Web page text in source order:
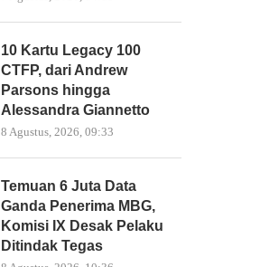
10 Kartu Legacy 100
CTFP, dari Andrew
Parsons hingga
Alessandra Giannetto
8 Agustus, 2026, 09:33
Temuan 6 Juta Data
Ganda Penerima MBG,
Komisi IX Desak Pelaku
Ditindak Tegas